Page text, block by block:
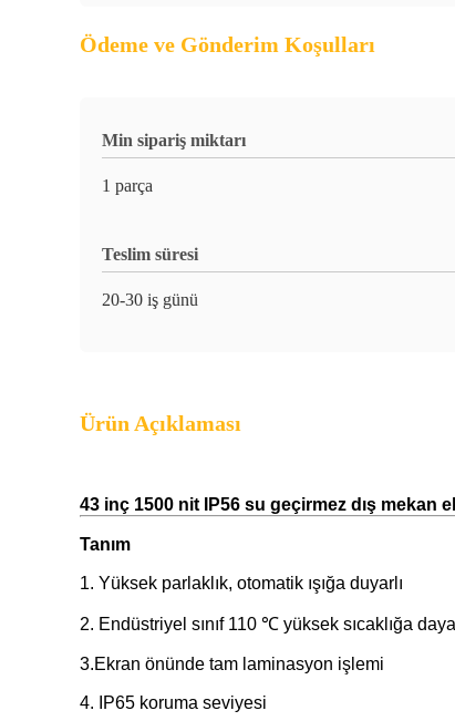
Ödeme ve Gönderim Koşulları
Min sipariş miktarı
1 parça
Teslim süresi
20-30 iş günü
Ürün Açıklaması
43 inç 1500 nit IP56 su geçirmez dış mekan
Tanım
1. Yüksek parlaklık, otomatik ışığa duyarlı
2. Endüstriyel sınıf 110 ℃ yüksek sıcaklığa
3.Ekran önünde tam laminasyon işlemi
4. IP65 koruma seviyesi